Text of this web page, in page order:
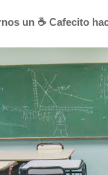
un ☕ Cafecito